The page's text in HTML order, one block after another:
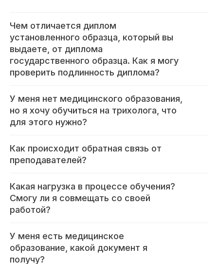
Чем отличается диплом
установленного образца, который вы
выдаете, от диплома
государственного образца. Как я могу
проверить подлинность диплома?
У меня нет медицинского образования,
но я хочу обучиться на трихолога, что
для этого нужно?
Как происходит обратная связь от
преподавателей?
Какая нагрузка в процессе обучения?
Смогу ли я совмещать со своей
работой?
У меня есть медицинское
образование, какой документ я
получу?